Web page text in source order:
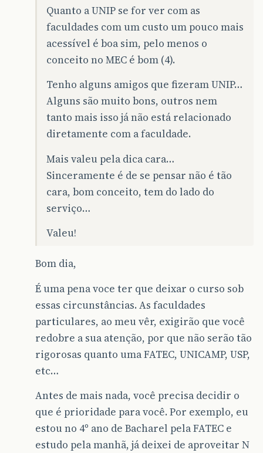
Quanto a UNIP se for ver com as
faculdades com um custo um pouco mais
acessível é boa sim, pelo menos o
conceito no MEC é bom (4).
Tenho alguns amigos que fizeram UNIP…
Alguns são muito bons, outros nem
tanto mais isso já não está relacionado
diretamente com a faculdade.
Mais valeu pela dica cara…
Sinceramente é de se pensar não é tão
cara, bom conceito, tem do lado do
serviço…
Valeu!
Bom dia,
É uma pena voce ter que deixar o curso sob
essas circunstâncias. As faculdades
particulares, ao meu vêr, exigirão que você
redobre a sua atenção, por que não serão tão
rigorosas quanto uma FATEC, UNICAMP, USP,
etc…
Antes de mais nada, você precisa decidir o
que é prioridade para você. Por exemplo, eu
estou no 4º ano de Bacharel pela FATEC e
estudo pela manhã, já deixei de aproveitar N